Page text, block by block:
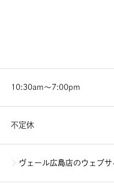
10:30am〜7:00pm
不定休
ヴェール広島店のウェブ